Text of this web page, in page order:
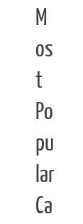
M
os
t
Po
pu
lar
Ca